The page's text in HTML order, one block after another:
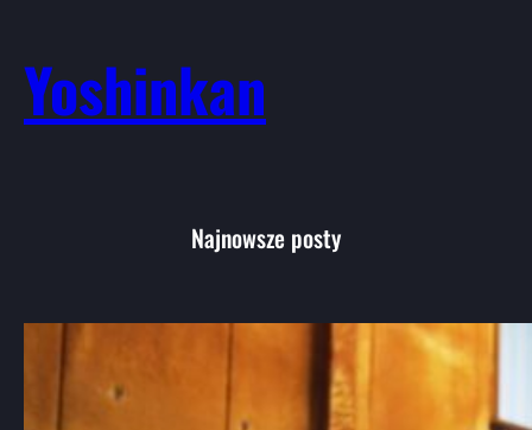
Yoshinkan
Najnowsze posty
Aikido: Wprowadzenie do japońskiej
sztuki walki i jej filozofii
Aikido, choć mniej znane niż karate czy